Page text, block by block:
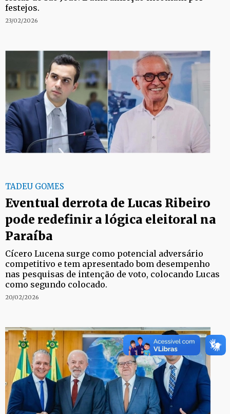
festejos.
23/02/2026
TADEU GOMES
Eventual derrota de Lucas Ribeiro
pode redefinir a lógica eleitoral na
Paraíba
Cícero Lucena surge como potencial adversário
competitivo e tem apresentado bom desempenho
nas pesquisas de intenção de voto, colocando Lucas
como segundo colocado.
20/02/2026